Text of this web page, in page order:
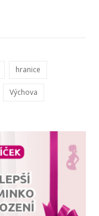
hranice
Výchova